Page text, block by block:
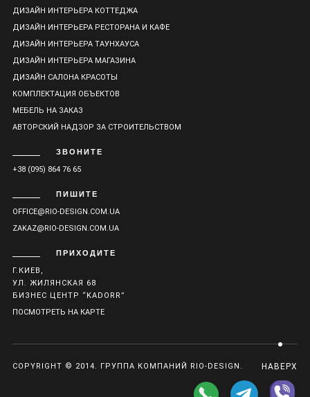
ДИЗАЙН ИНТЕРЬЕРА КОТТЕДЖА
ДИЗАЙН ИНТЕРЬЕРА РЕСТОРАНА И КАФЕ
ДИЗАЙН ИНТЕРЬЕРА ТАУНХАУСА
ДИЗАЙН ИНТЕРЬЕРА МАГАЗИНА
ДИЗАЙН САЛОНА КРАСОТЫ
КОМПЛЕКТАЦИЯ ОБЪЕКТОВ
МЕБЕЛЬ НА ЗАКАЗ
АВТОРСКИЙ НАДЗОР ЗА СТРОИТЕЛЬСТВОМ
ЗВОНИТЕ
+38 (095) 864 76 65
ПИШИТЕ
OFFICE@RIO-DESIGN.COM.UA
ZAKAZ@RIO-DESIGN.COM.UA
ПРИХОДИТЕ
Г.КИЕВ,
УЛ. ЖИЛЯНСКАЯ 68
БИЗНЕС ЦЕНТР “KADORR”
ПОСМОТРЕТЬ НА КАРТЕ
COPYRIGHT © 2014. ГРУППА КОМПАНИЙ RIO-DESIGN. НАВЕРХ